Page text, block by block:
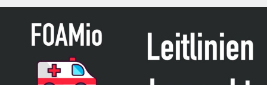
Diabetic
Adults“
der